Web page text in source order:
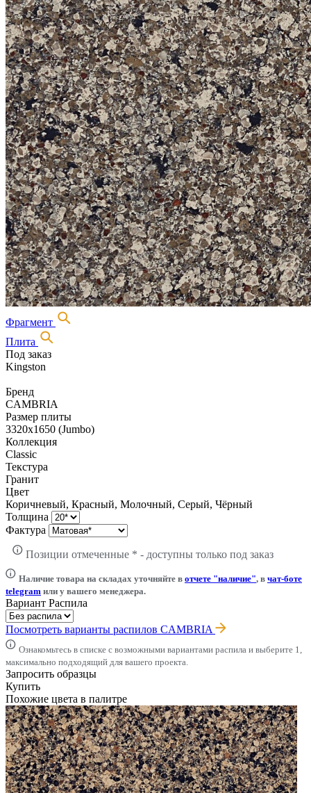
Фрагмент
Плита
Под заказ
Kingston
Бренд
CAMBRIA
Размер плиты
3320х1650 (Jumbo)
Коллекция
Classic
Текстура
Гранит
Цвет
Коричневый, Красный, Молочный, Серый, Чёрный
Толщина
Фактура
Позиции отмеченные * - доступны только под заказ
Наличие товара на складах уточняйте в отчете "наличие", в чат-боте
telegram или у вашего менеджера.
Вариант Распила
Посмотреть варианты распилов CAMBRIA
Ознакомьтесь в списке с возможными вариантами распила и выберите 1,
максимально подходящий для вашего проекта.
Запросить образцы
Купить
Похожие цвета в палитре